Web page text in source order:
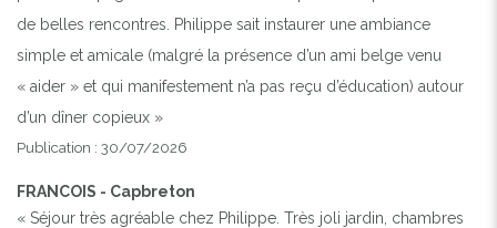
de belles rencontres. Philippe sait instaurer une ambiance
simple et amicale (malgré la présence d’un ami belge venu
« aider » et qui manifestement n’a pas reçu d’éducation) autour
d’un dîner copieux »
Publication : 30/07/2026
FRANCOIS - Capbreton
« Séjour très agréable chez Philippe. Très joli jardin, chambres